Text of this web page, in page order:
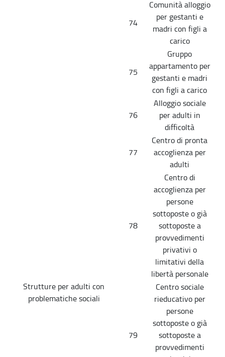
Strutture per adulti con
problematiche sociali
74
Comunità alloggio
per gestanti e
madri con figli a
carico
75
Gruppo
appartamento per
gestanti e madri
con figli a carico
76
Alloggio sociale
per adulti in
difficoltà
77
Centro di pronta
accoglienza per
adulti
78
Centro di
accoglienza per
persone
sottoposte o già
sottoposte a
provvedimenti
privativi o
limitativi della
libertà personale
79
Centro sociale
rieducativo per
persone
sottoposte o già
sottoposte a
provvedimenti